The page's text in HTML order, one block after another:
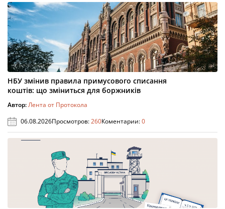
НБУ змінив правила примусового списання
коштів: що зміниться для боржників
Автор:Лента от Протокола
06.08.2026Просмотров:260Коментарии:0